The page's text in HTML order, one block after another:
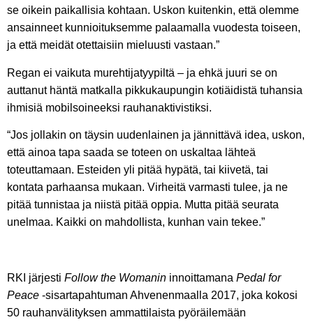
se oikein paikallisia kohtaan. Uskon kuitenkin, että olemme
ansainneet kunnioituksemme palaamalla vuodesta toiseen,
ja että meidät otettaisiin mieluusti vastaan.”
Regan ei vaikuta murehtijatyypiltä – ja ehkä juuri se on
auttanut häntä matkalla pikkukaupungin kotiäidistä tuhansia
ihmisiä mobilsoineeksi rauhanaktivistiksi.
“Jos jollakin on täysin uudenlainen ja jännittävä idea, uskon,
että ainoa tapa saada se toteen on uskaltaa lähteä
toteuttamaan. Esteiden yli pitää hypätä, tai kiivetä, tai
kontata parhaansa mukaan. Virheitä varmasti tulee, ja ne
pitää tunnistaa ja niistä pitää oppia. Mutta pitää seurata
unelmaa. Kaikki on mahdollista, kunhan vain tekee.”
RKI järjesti Follow the Womanin innoittamana Pedal for
Peace -sisartapahtuman Ahvenenmaalla 2017, joka kokosi
50 rauhanvälityksen ammattilaista pyöräilemään